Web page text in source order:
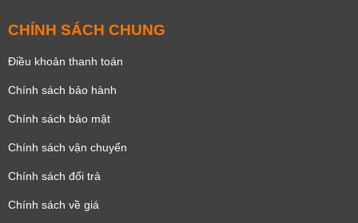
CHÍNH SÁCH CHUNG
Điều khoản thanh toán
Chính sách bảo hành
Chính sách bảo mật
Chính sách vận chuyển
Chính sách đổi trả
Chính sách về giá